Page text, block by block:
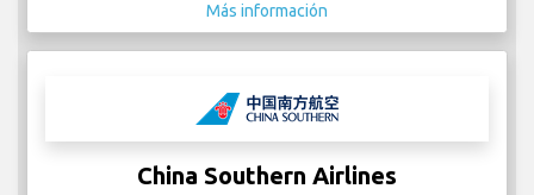
Más información
China Southern Airlines